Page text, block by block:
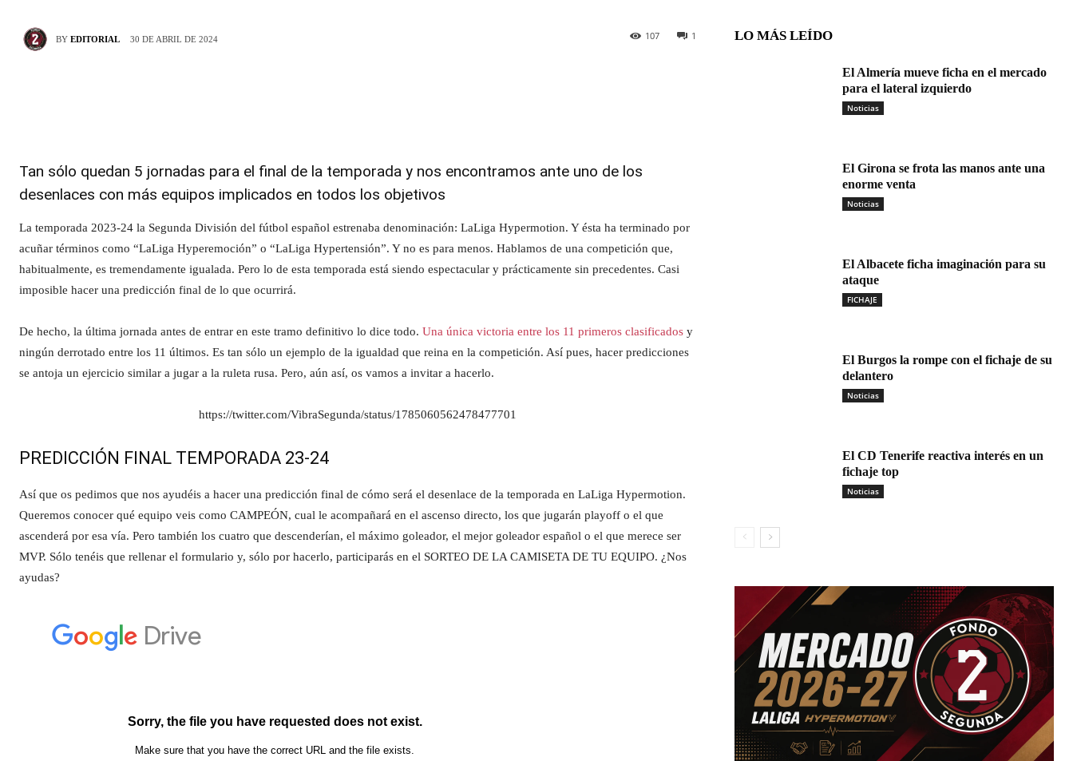
BY EDITORIAL 30 DE ABRIL DE 2024 1
107
Tan sólo quedan 5 jornadas para el final de la temporada y nos encontramos ante uno de los
desenlaces con más equipos implicados en todos los objetivos
La temporada 2023-24 la Segunda División del fútbol español estrenaba denominación: LaLiga Hypermotion. Y ésta ha terminado por
acuñar términos como “LaLiga Hyperemoción” o “LaLiga Hypertensión”. Y no es para menos. Hablamos de una competición que,
habitualmente, es tremendamente igualada. Pero lo de esta temporada está siendo espectacular y prácticamente sin precedentes. Casi
imposible hacer una predicción final de lo que ocurrirá.
De hecho, la última jornada antes de entrar en este tramo definitivo lo dice todo. Una única victoria entre los 11 primeros clasificados y
ningún derrotado entre los 11 últimos. Es tan sólo un ejemplo de la igualdad que reina en la competición. Así pues, hacer predicciones
se antoja un ejercicio similar a jugar a la ruleta rusa. Pero, aún así, os vamos a invitar a hacerlo.
https://twitter.com/VibraSegunda/status/1785060562478477701
PREDICCIÓN FINAL TEMPORADA 23-24
Así que os pedimos que nos ayudéis a hacer una predicción final de cómo será el desenlace de la temporada en LaLiga Hypermotion.
Queremos conocer qué equipo veis como CAMPEÓN, cual le acompañará en el ascenso directo, los que jugarán playoff o el que
ascenderá por esa vía. Pero también los cuatro que descenderían, el máximo goleador, el mejor goleador español o el que merece ser
MVP. Sólo tenéis que rellenar el formulario y, sólo por hacerlo, participarás en el SORTEO DE LA CAMISETA DE TU EQUIPO. ¿Nos
ayudas?
LO MÁS LEÍDO
El Almería mueve ficha en el mercado
para el lateral izquierdo
Noticias
El Girona se frota las manos ante una
enorme venta
Noticias
El Albacete ficha imaginación para su
ataque
FICHAJE
El Burgos la rompe con el fichaje de su
delantero
Noticias
El CD Tenerife reactiva interés en un
fichaje top
Noticias